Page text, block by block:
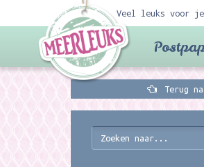
Veel leuks voor
Terug